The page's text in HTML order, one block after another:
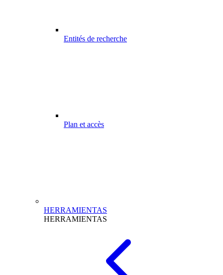
Entités de recherche
Plan et accès
HERRAMIENTAS
HERRAMIENTAS